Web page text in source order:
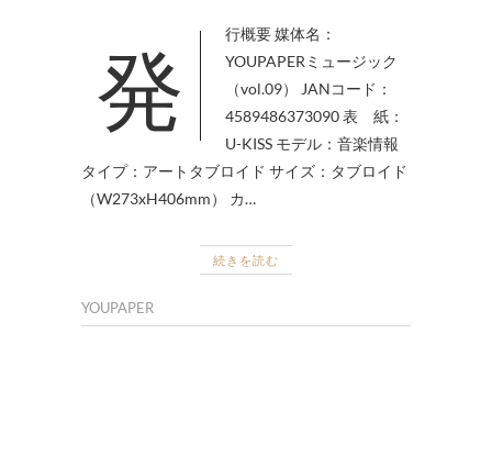
発行概要 媒体名：
YOUPAPERミュージック
（vol.09） JANコード：
4589486373090 表 紙：
U-KISS モデル：音楽情報
タイプ：アートタブロイド サイズ：タブロイド
（W273xH406mm） カ…
続きを読む
YOUPAPER